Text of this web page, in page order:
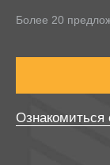
Более 20
Ознакомиться